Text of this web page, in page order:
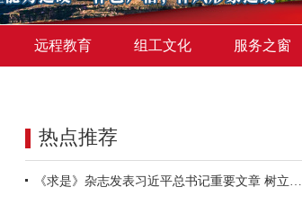
远程教育 组工文化 服务之窗
热点推荐
《求是》杂志发表习近平总书记重要文章 树立和践行正确政绩观